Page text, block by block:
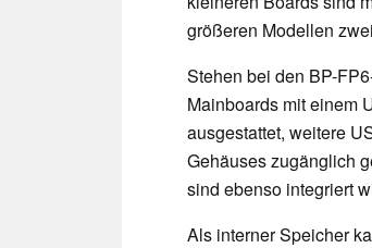
größeren Modellen
Stehen bei den BP-
Mainboards mit einem
ausgestattet, weitere
Gehäuses zugänglich
sind ebenso integriert
Als interner Speicher